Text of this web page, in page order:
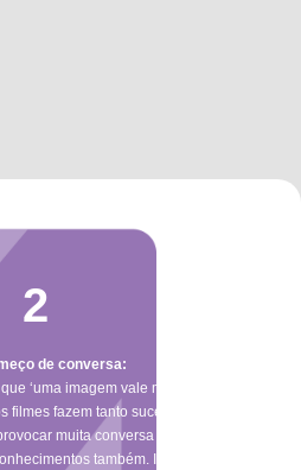
2
de conversa:
‘uma imagem vale mais do que
filmes fazem tanto sucesso e são
muita conversa sobre temas
também. Indique dois